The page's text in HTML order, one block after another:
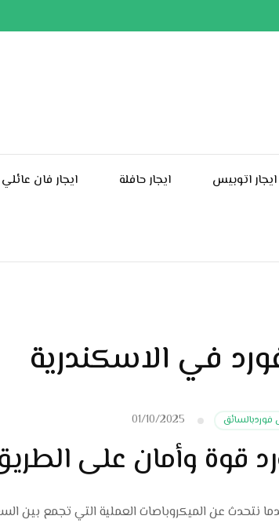
ايجار اتوبيس ايجار حافلة ايجار فان عائلي
في الاسكندرية
فوردبالسائق 01/10/2025
قوة وأمان على
نتحدث عن الميكروباصات العملية التي تجمع بين